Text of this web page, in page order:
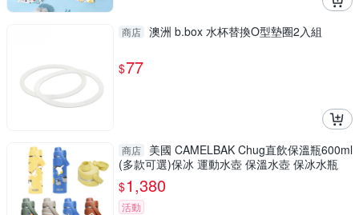
商店 澳洲 b.box 水杯替換O型墊圈2入組
$77
商店
美國 CAMELBAK Chug直飲保溫瓶600ml
(多款可選)保冰 運動水壺 保溫水壺 保冰水瓶
$1,380
活動